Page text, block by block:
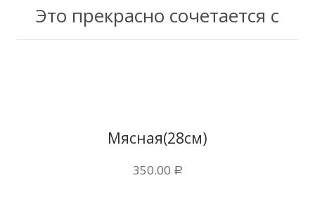
Это прекрасно сочетается с
Мясная(28см)
350.00 Р